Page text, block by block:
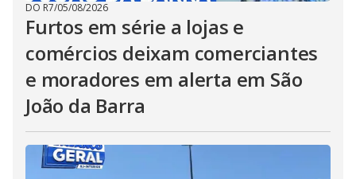
DO R7/05/08/2026
Furtos em série a lojas e
comércios deixam comerciantes
e moradores em alerta em São
João da Barra